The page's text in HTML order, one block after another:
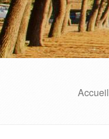
Accueil